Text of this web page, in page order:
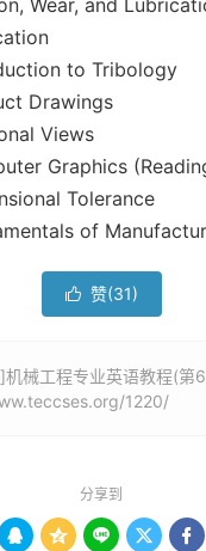
Wear, and
to Tribology
Drawings
Views
Graphics
Tolerance
of
 赞(31)
械工程专业英语教程(第
1220/
分享到
    